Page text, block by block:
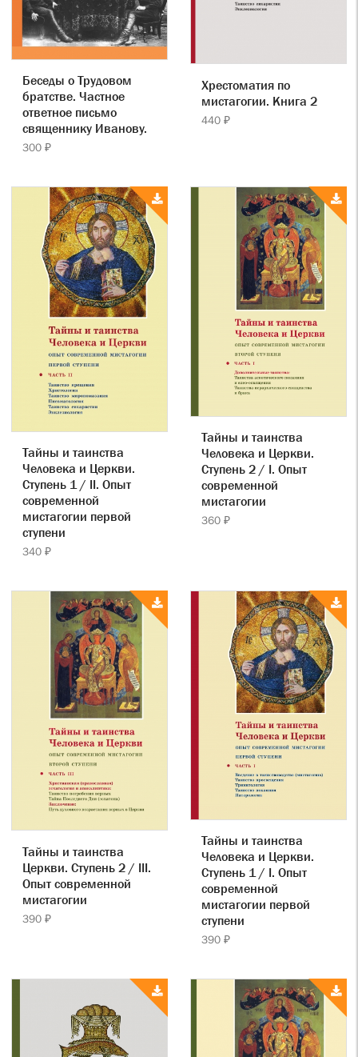
Беседы о Трудовом
братстве. Частное
ответное письмо
священнику Иванову.
300 ₽
Хрестоматия по
мистагогии. Книга 2
440 ₽
Тайны и таинства
Человека и Церкви.
Ступень 1 / II. Опыт
современной
мистагогии первой
ступени
340 ₽
Тайны и таинства
Человека и Церкви.
Ступень 2 / I. Опыт
современной
мистагогии
360 ₽
Тайны и таинства
Церкви. Ступень 2 / III.
Опыт современной
мистагогии
390 ₽
Тайны и таинства
Человека и Церкви.
Ступень 1 / I. Опыт
современной
мистагогии первой
ступени
390 ₽